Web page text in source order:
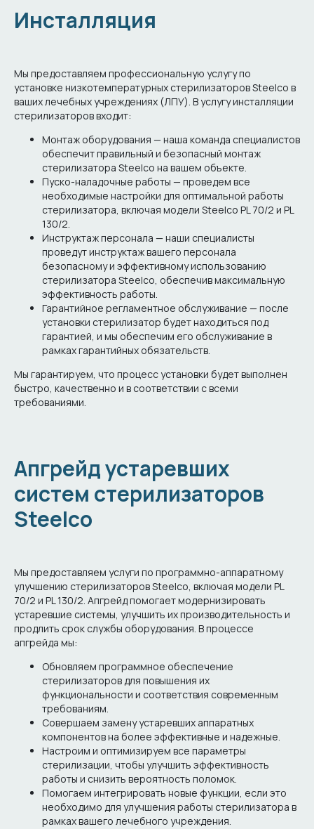
Инсталляция
Мы предоставляем профессиональную услугу по
установке низкотемпературных стерилизаторов Steelco в
ваших лечебных учреждениях (ЛПУ). В услугу инсталляции
стерилизаторов входит:
Монтаж оборудования — наша команда специалистов
обеспечит правильный и безопасный монтаж
стерилизатора Steelco на вашем объекте.
Пуско-наладочные работы — проведем все
необходимые настройки для оптимальной работы
стерилизатора, включая модели Steelco PL 70/2 и PL
130/2.
Инструктаж персонала — наши специалисты
проведут инструктаж вашего персонала
безопасному и эффективному использованию
стерилизатора Steelco, обеспечив максимальную
эффективность работы.
Гарантийное регламентное обслуживание — после
установки стерилизатор будет находиться под
гарантией, и мы обеспечим его обслуживание в
рамках гарантийных обязательств.
Мы гарантируем, что процесс установки будет выполнен
быстро, качественно и в соответствии с всеми
требованиями.
Апгрейд устаревших
систем стерилизаторов
Steelco
Мы предоставляем услуги по программно-аппаратному
улучшению стерилизаторов Steelco, включая модели PL
70/2 и PL 130/2. Апгрейд помогает модернизировать
устаревшие системы, улучшить их производительность и
продлить срок службы оборудования. В процессе
апгрейда мы:
Обновляем программное обеспечение
стерилизаторов для повышения их
функциональности и соответствия современным
требованиям.
Совершаем замену устаревших аппаратных
компонентов на более эффективные и надежные.
Настроим и оптимизируем все параметры
стерилизации, чтобы улучшить эффективность
работы и снизить вероятность поломок.
Помогаем интегрировать новые функции, если это
необходимо для улучшения работы стерилизатора в
рамках вашего лечебного учреждения.